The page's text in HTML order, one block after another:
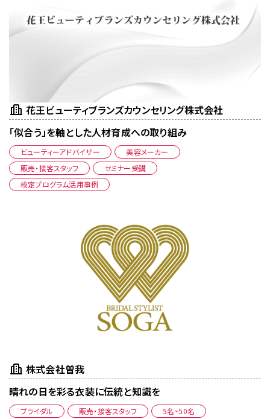
花王ビューティブランズカウンセリング株式会社
「似合う」を軸とした人材育成への取り組み
ビューティーアドバイザー
美容メーカー
販売・接客スタッフ
セミナー受講
検定プログラム活用事例
株式会社曽我
晴れの日を彩る衣装に伝統と知識を
ブライダル 販売・接客スタッフ
5名~50名